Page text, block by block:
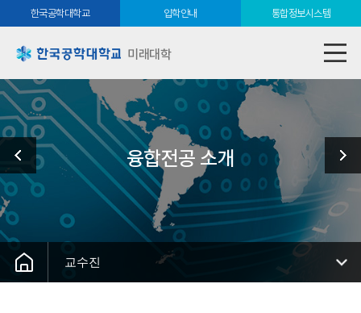
한국공학대학교 입학안내 통합정보시스템
미래대학
융합전공 소개
교수진